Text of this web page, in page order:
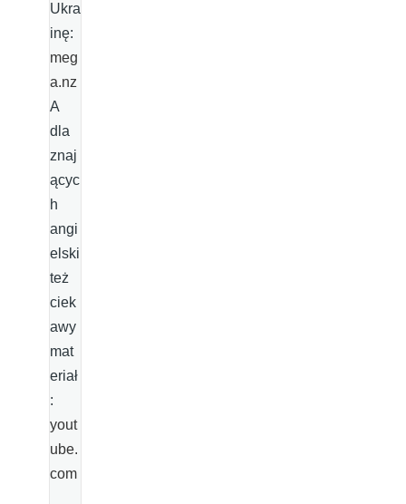
Ukra
inę:
meg
a.nz
A
dla
znaj
ącyc
h
angi
elski
też
ciek
awy
mat
eriał
:
yout
ube.
com